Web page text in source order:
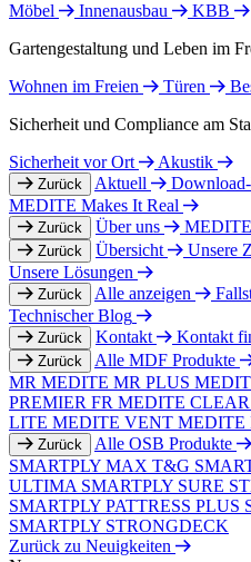
Möbel
Innenausbau
KBB
Gartengestaltung und Leben im
Wohnen im Freien
Türen
Sicherheit und Compliance am
Sicherheit vor Ort
Akustik
Zurück Aktuell
MEDITE Makes It Real
Zurück Über uns
Zurück Übersicht Unsere
Unsere Lösungen
Zurück Alle anzeigen
Technischer Blog
Zurück Kontakt Kontakt
Zurück Alle MDF Produkte
MR MEDITE MR PLUS
PREMIER FR MEDITE CLEAR
LITE MEDITE VENT MEDITE
Zurück Alle OSB Produkte
SMARTPLY MAX T&G
ULTIMA SMARTPLY SURE
SMARTPLY PATTRESS PLUS
SMARTPLY STRONGDECK
Zurück zu Neuigkeiten